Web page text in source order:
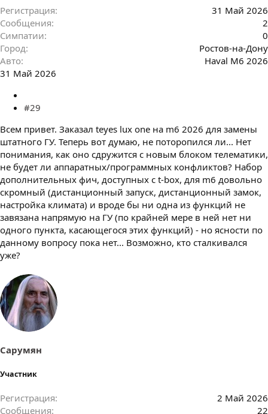
Регистрация
31 Май 2026
Сообщения
2
Симпатии
0
Город
Ростов-на-Дону
Авто
Haval M6 2026
31 Май 2026
#29
Всем привет. Заказал teyes lux one на m6 2026 для замены
штатного ГУ. Теперь вот думаю, не поторопился ли... Нет
понимания, как оно сдружится с новым блоком телематики,
не будет ли аппаратных/программных конфликтов? Набор
дополнительных фич, доступных с t-box, для m6 довольно
скромный (дистанционный запуск, дистанционный замок,
настройка климата) и вроде бы ни одна из функций не
завязана напрямую на ГУ (по крайней мере в ней нет ни
одного пункта, касающегося этих функций) - но ясности по
данному вопросу пока нет... Возможно, кто сталкивался
уже?
Сарумян
Участник
Регистрация
2 Май 2026
Сообщения
22